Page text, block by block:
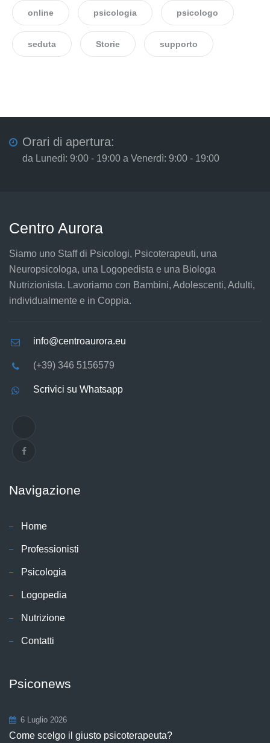
online psicologia psicologo
seduta Storie supporto
Orari di apertura:
da Lunedì: 9:00 - 19:00 a Venerdì: 9:00 - 19:00
Centro Aurora
Siamo uno Staff di Psicologi, Psicoterapeuti, una
Neuropsicologa, una Logopedista e una Biologa
Nutrizionista. Lavoriamo con Bambini, Adolescenti, Adulti,
individualmente e in Coppia.
info@centroaurora.eu
(+39) 346 5156579
Scrivici su Whatsapp
Navigazione
Home
Professionisti
Psicologia
Logopedia
Nutrizione
Contatti
Psiconews
6 Luglio 2026
Come scelgo il giusto psicoterapeuta?